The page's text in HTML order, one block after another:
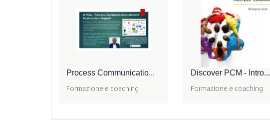
Process Communicatio...
Formazione e coaching
Discover PCM - Intro...
Formazione e coaching